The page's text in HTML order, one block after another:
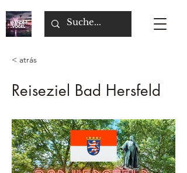
< atrás
Reiseziel Bad Hersfeld